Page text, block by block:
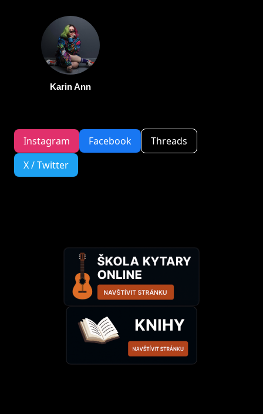
Karin Ann
Instagram Facebook
Threads
X / Twitter